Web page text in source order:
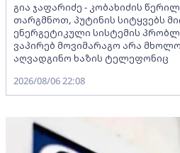
გია ჯაფარიძე - კობახიძის
თარგმნოთ, პუტინის სიტყვებს
ენერგეტიკული სისტემის
ვაპირებ მოვიმარაგო არა
აღვადგინო ხაზის ტელეფონიც
2026/08/06 22:08